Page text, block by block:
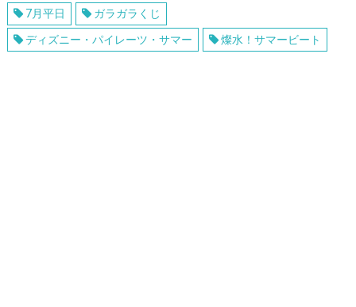
7月平日
ガラガラくじ
ディズニー・パイレーツ・サマー
燦水！サマービート